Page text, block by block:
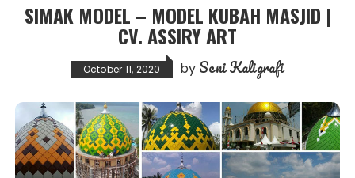
SIMAK MODEL – MODEL KUBAH MASJID |
CV. ASSIRY ART
October 11, 2020 by Seni Kaligrafi